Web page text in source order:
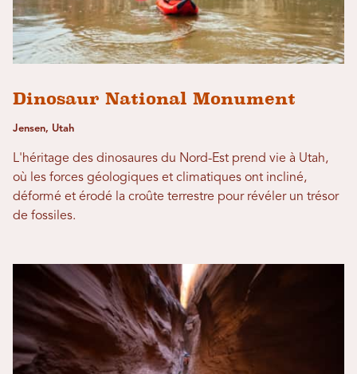
Dinosaur National Monument
Jensen, Utah
L'héritage des dinosaures du Nord-Est prend vie à Utah,
où les forces géologiques et climatiques ont incliné,
déformé et érodé la croûte terrestre pour révéler un trésor
de fossiles.